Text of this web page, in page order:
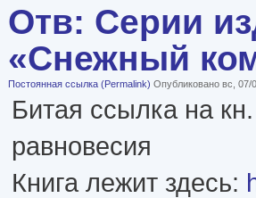
Отв: Серии
«Снежный
Постоянная ссылка (Permalink) Опубликовано вс, 07/
Битая ссылка на
равновесия
Книга лежит здесь: